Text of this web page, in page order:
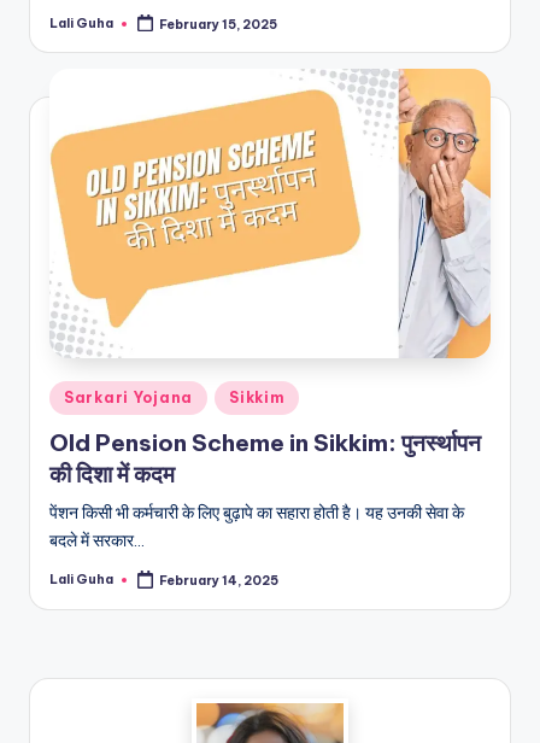
Posted
Lali Guha February 15, 2025
Posted
in
Sarkari Yojana Sikkim
Old Pension Scheme in Sikkim: पुनर्स्थापन
की दिशा में कदम
पेंशन किसी भी कर्मचारी के लिए बुढ़ापे का सहारा होती है। यह उनकी सेवा के
बदले में सरकार…
Posted
Lali Guha February 14, 2025